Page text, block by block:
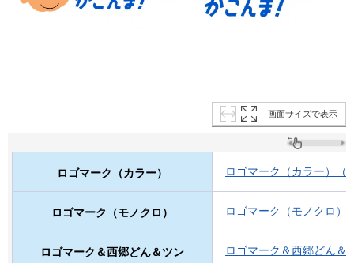
画面サイズで表示
ロゴマーク（カラー） ロゴマーク（カラー）（
ロゴマーク（モノクロ） ロゴマーク（モノクロ）
ロゴマーク＆西郷どん＆ツン ロゴマーク＆西郷どん＆